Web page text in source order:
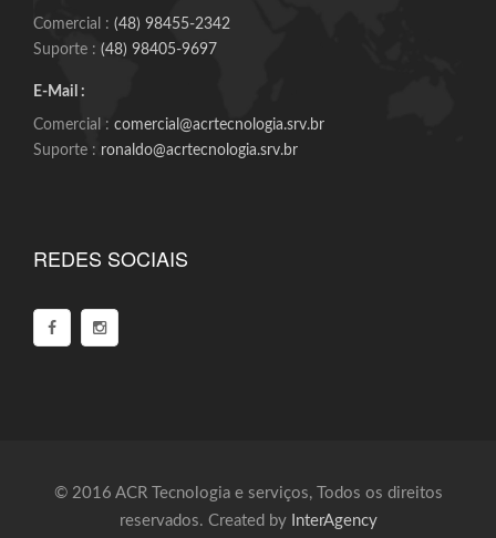
Comercial : (48) 98455-2342
Suporte : (48) 98405-9697
E-Mail :
Comercial : comercial@acrtecnologia.srv.br
Suporte : ronaldo@acrtecnologia.srv.br
REDES SOCIAIS
© 2016 ACR Tecnologia e serviços, Todos os direitos
reservados. Created by InterAgency